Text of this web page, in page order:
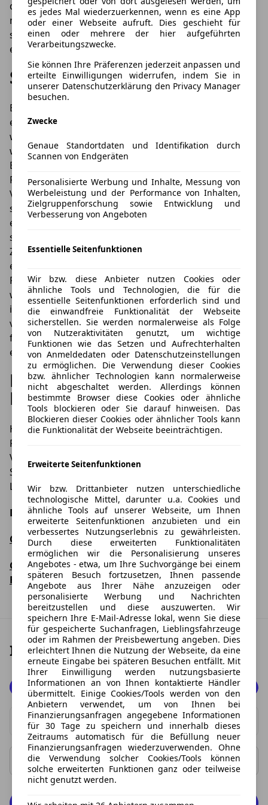
der Montage zu beachten ist. Ein solches Zertifikat
muss im Original vorhanden sein. Vor dem Kauf
sollten Sie die Echtheit genau überprüfen, dabei muss
ein amtliches Prüfzeichen zu erkennen sein.
Sichere Montage
Beim Anbringen von Karosserieteilen müssen Sie auf
eine sichere Montage achten. Dies gilt besonders,
wenn Bauteile abmontiert und durch neue ersetzt
werden. Dazu kommen häufig unterschiedliche
Befestigungsmöglichkeiten zum Einsatz. Mit
Fachwissen und Erfahrung können Sie ein solches
Vorhaben selbst durchführen, ansonsten empfiehlt es
sich, diese Umbauarbeiten von einem Fachmann
erledigen zu lassen. Vor einem solchen Umbauprojekt
sollten Sie sich genau im Klaren darüber sein, wie der
Zustand hinter sein soll. Kommt es dabei lediglich auf
eine optische Anpassung an oder sollen auch
Fahrzeugspezifische Veränderungen vorgenommen
werden? Passende Tuningteile zudem am besten
immer von seriösen Händlern kaufen, denn
vermeintliche Schnäppchen im Internet können oft
fehlerhaft sein oder den Bestimmungen nicht
entsprechen.
Besonderheiten beim
Leasing berücksichtigen
Handelt es sich bei Ihrem Auto um ein Fahrzeug des
Privat- oder
Veränderungen Vorsicht geboten. Im Zweifel sollten
Sie daher Tuningprojekte immer vorab mit Ihrem
Leasingpartner besprechen.
Das könnte Sie ebenfalls interessieren:
Chiptuning beim Leasing
Gute Straßenlage: Tuning und Optimierung des
Fahrwerks
Ihr Traum-Angebot finden
Beides
Privat
Gewerbe
Marke
0 Vorschläge gefunden. Benutzen Sie die Pfeil-nach-
Rate ab
Rate bis
es jedes Mal wiederzuerkennen, wenn es eine App
oder einer Webseite aufruft. Dies geschieht für
einen oder mehrere der hier aufgeführten
Verarbeitungszwecke.
Sie können Ihre Präferenzen jederzeit anpassen und
erteilte Einwilligungen widerrufen, indem Sie in
unserer Datenschutzerklärung den Privacy Manager
besuchen.
Zwecke
Genaue Standortdaten und Identifikation durch
Scannen von Endgeräten
Personalisierte Werbung und Inhalte, Messung von
Werbeleistung und der Performance von Inhalten,
Zielgruppenforschung sowie Entwicklung und
Verbesserung von Angeboten
Essentielle Seitenfunktionen
Wir bzw. diese Anbieter nutzen Cookies oder
ähnliche Tools und Technologien, die für die
essentielle Seitenfunktionen erforderlich sind und
die einwandfreie Funktionalität der Webseite
sicherstellen. Sie werden normalerweise als Folge
von Nutzeraktivitäten genutzt, um wichtige
Funktionen wie das Setzen und Aufrechterhalten
von Anmeldedaten oder Datenschutzeinstellungen
zu ermöglichen. Die Verwendung dieser Cookies
bzw. ähnlicher Technologien kann normalerweise
nicht abgeschaltet werden. Allerdings können
bestimmte Browser diese Cookies oder ähnliche
Tools blockieren oder Sie darauf hinweisen. Das
Blockieren dieser Cookies oder ähnlicher Tools kann
die Funktionalität der Webseite beeinträchtigen.
Erweiterte Seitenfunktionen
Wir bzw. Drittanbieter nutzen unterschiedliche
technologische Mittel, darunter u.a. Cookies und
ähnliche Tools auf unserer Webseite, um Ihnen
erweiterte Seitenfunktionen anzubieten und ein
verbessertes Nutzungserlebnis zu gewährleisten.
Durch diese erweiterten Funktionalitäten
ermöglichen wir die Personalisierung unseres
Angebotes - etwa, um Ihre Suchvorgänge bei einem
späteren Besuch fortzusetzen, Ihnen passende
Angebote aus Ihrer Nähe anzuzeigen oder
personalisierte Werbung und Nachrichten
bereitzustellen und diese auszuwerten. Wir
speichern Ihre E-Mail-Adresse lokal, wenn Sie diese
für gespeicherte Suchanfragen, Lieblingsfahrzeuge
oder im Rahmen der Preisbewertung angeben. Dies
erleichtert Ihnen die Nutzung der Webseite, da eine
erneute Eingabe bei späteren Besuchen entfällt. Mit
Ihrer Einwilligung werden nutzungsbasierte
Informationen an von Ihnen kontaktierte Händler
übermittelt. Einige Cookies/Tools werden von den
Anbietern verwendet, um von Ihnen bei
Finanzierungsanfragen angegebene Informationen
für 30 Tage zu speichern und innerhalb dieses
Zeitraums automatisch für die Befüllung neuer
Finanzierungsanfragen wiederzuverwenden. Ohne
die Verwendung solcher Cookies/Tools können
solche erweiterten Funktionen ganz oder teilweise
nicht genutzt werden.